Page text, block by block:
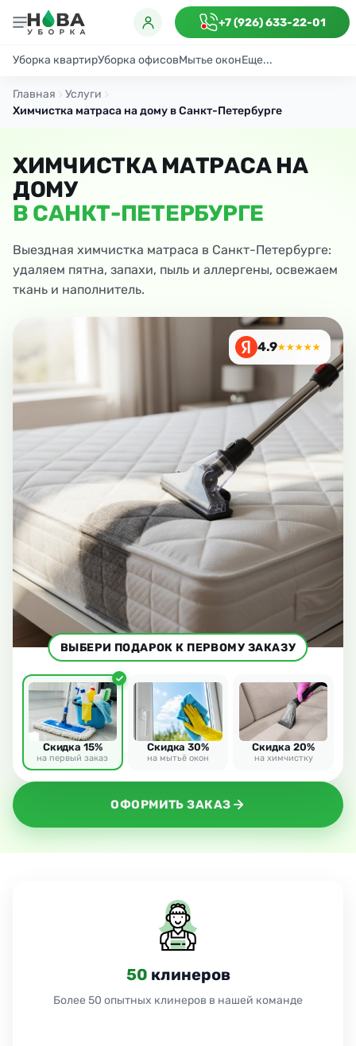
+7 (926) 633-22-01
Уборка квартирУборка офисовМытье оконЕще...
ГенеральнаяПоддерживающая
Главная
Услуги
Химчистка матраса на дому в Санкт-Петербурге
ХИМЧИСТКА МАТРАСА НА
ДОМУ
В САНКТ-ПЕТЕРБУРГЕ
Выездная химчистка матраса в Санкт-Петербурге:
удаляем пятна, запахи, пыль и аллергены, освежаем
ткань и наполнитель.
ОФОРМИТЬ ЗАКАЗ
4.9★★★★★
ВЫБЕРИ ПОДАРОК К ПЕРВОМУ ЗАКАЗУ
Скидка 15%
на первый заказ
Скидка 30%
на мытьё окон
Скидка 20%
на химчистку
24часа
Работаем 24 часа без выходных и праздников